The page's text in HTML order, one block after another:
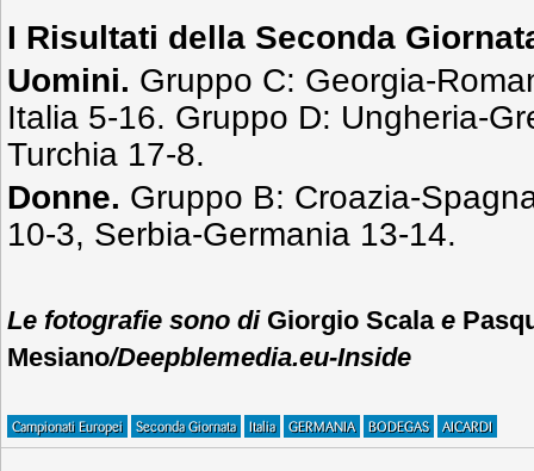
I Risultati della Seconda
Uomini. Gruppo C: Georgia-
Italia 5-16. Gruppo D: Ungheria-
Turchia 17-8.
Donne. Gruppo B: Croazia-
10-3, Serbia-Germania 13-14.
Le fotografie sono di Giorgio Scalae
Mesiano/Deepblemedia.eu-Inside
Campionati Europei Seconda Giornata Italia GERMANIA BODEGAS AICARDI